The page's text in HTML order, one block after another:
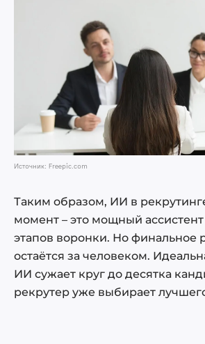
Источник: Freepic.com
Таким образом, ИИ в
момент – это мощный
этапов воронки. Но финальное
остаётся за человеком.
ИИ сужает круг до десятка
рекрутер уже выбирает